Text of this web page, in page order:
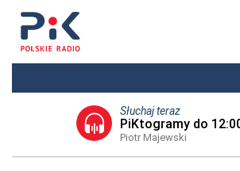
Słuchaj teraz
PiKtogramy do
Piotr Majewski